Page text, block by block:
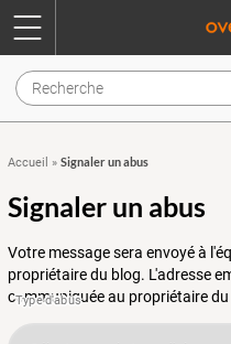
Accueil » Signaler un abus
Signaler un abus
Votre message sera envoyé à
propriétaire du blog. L'adresse
communiquée au propriétaire